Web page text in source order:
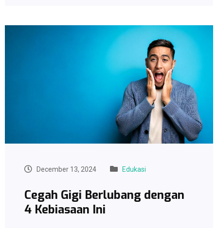
December 13, 2024 Edukasi
Cegah Gigi Berlubang dengan
4 Kebiasaan Ini